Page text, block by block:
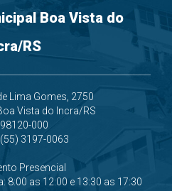
Boa Vista do
RS
Lima Gomes, 2750
Vista do Incra/RS
98120-000
3197-0063
Presencial
8:00 as 12:00 e 13:30 as 17:30